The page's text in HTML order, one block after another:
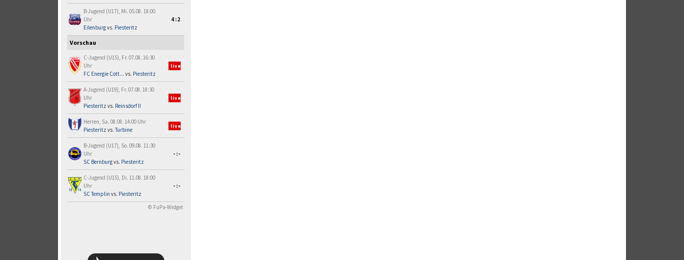
B-Jugend (U17), Mi. 05.08. 18:00
Uhr
Eilenburgvs. Piesteritz
4:2
Vorschau
C-Jugend (U15), Fr. 07.08. 16:30
Uhr
FC Energie Cott... vs. Piesteritz
live
A-Jugend (U19), Fr. 07.08. 18:30
Uhr
Piesteritz vs. Reinsdorf II
live
Herren, Sa. 08.08. 14:00 Uhr
Piesteritz vs.Turbine
live
B-Jugend (U17), So. 09.08. 11:30
Uhr
SC Bernburgvs. Piesteritz
-:-
C-Jugend (U15), Di. 11.08. 18:00
Uhr
SC Templin vs. Piesteritz
-:-
© FuPa-Widget